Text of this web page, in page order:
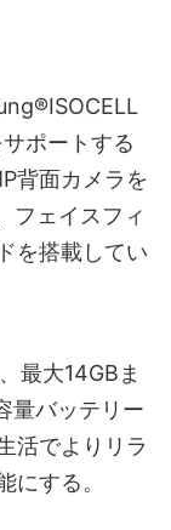
ポートする
背面カメラを
フェイスフィ
を搭載してい
最大14GBま
量バッテリー
活でよりリラ
にする。